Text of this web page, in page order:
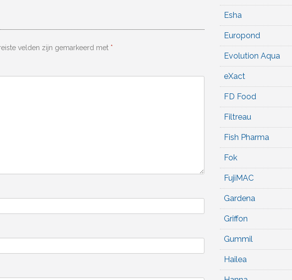
velden zijn gemarkeerd met *
Esha
Europond
Evolution Aqua
eXact
FD Food
Filtreau
Fish Pharma
Fok
FujiMAC
Gardena
Griffon
Gummil
Hailea